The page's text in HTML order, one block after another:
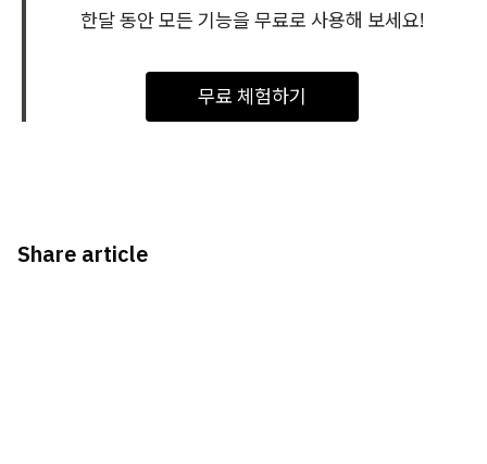
한달 동안 모든 기능을 무료로 사용해 보세요!
무료 체험하기
Share article